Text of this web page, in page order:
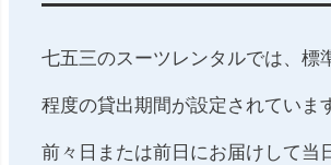
七五三のスーツレンタルでは、標
程度の貸出期間が設定されていま
前々日または前日にお届けして当